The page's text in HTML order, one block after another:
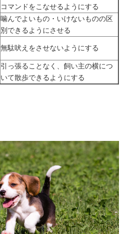
コマンドをこなせるようにする
噛んでよいもの・いけないものの区
別できるようにさせる
無駄吠えをさせないようにする
引っ張ることなく、飼い主の横につ
いて散歩できるようにする